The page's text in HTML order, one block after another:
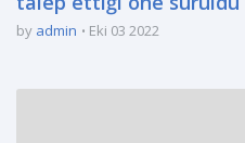
by admin Eki 03 2022